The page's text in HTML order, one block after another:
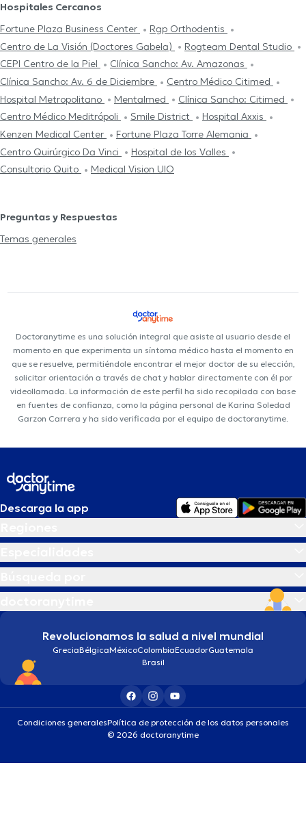
Hospitales Cercanos
Fortune Plaza Business Center
Rgp Orthodentis
Centro de La Visión (Doctores Gabela)
Rogteam Dental Studio
CEPI Centro de la Piel
Clínica Sancho: Av. Amazonas
Clínica Sancho: Av. 6 de Diciembre
Centro Médico Citimed
Hospital Metropolitano
Mentalmed
Clínica Sancho: Citimed
Centro Médico Meditrópoli
Smile District
Hospital Axxis
Kenzen Medical Center
Fortune Plaza Torre Alemania
Centro Quirúrgico Da Vinci
Hospital de los Valles
Consultorio Quito
Medical Vision UIO
Preguntas y Respuestas
Temas generales
Doctoranytime es una solución integral que asiste al usuario desde el
momento en que experimenta un síntoma médico hasta el momento en
que se resuelve, permitiéndole encontrar el mejor doctor de su elección,
solicitar orientación a través de chat y hablar directamente con él por
videollamada. La información de este perfil ha sido recopilada con base
en fuentes de confianza, como la página personal de Karina Soledad
Garzon Carrera y ha sido verificada por el equipo de doctoranytime.
Descarga la app
Revolucionamos la salud a nivel mundial
GreciaBélgicaMéxicoColombiaEcuadorGuatemala
Brasil
Condiciones generalesPolítica de protección de los datos personales
© 2026 doctoranytime